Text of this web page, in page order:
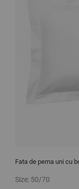
Fata de perna uni cu
Size: 50/70